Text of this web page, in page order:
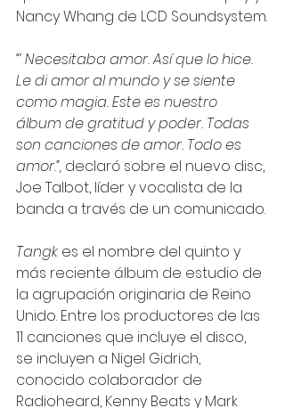
Nancy Whang de LCD Soundsystem.
“’ Necesitaba amor. Así que lo hice.
Le di amor al mundo y se siente
como magia. Este es nuestro
álbum de gratitud y poder. Todas
son canciones de amor. Todo es
amor.”, declaró sobre el nuevo disc,
Joe Talbot, líder y vocalista de la
banda a través de un comunicado.
Tangk es el nombre del quinto y
más reciente álbum de estudio de
la agrupación originaria de Reino
Unido. Entre los productores de las
11 canciones que incluye el disco,
se incluyen a Nigel Gidrich,
conocido colaborador de
Radioheard, Kenny Beats y Mark